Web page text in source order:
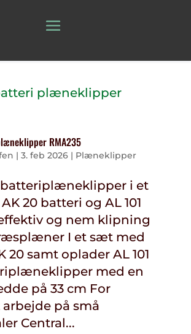
RMA235
| 3. feb 2026| Plæneklipper
batteriplæneklipper i et
20 batteri og AL 101
og nem klipning
I et sæt med
20 samt oplader AL 101
med en
på 33 cm For
på små
Central...